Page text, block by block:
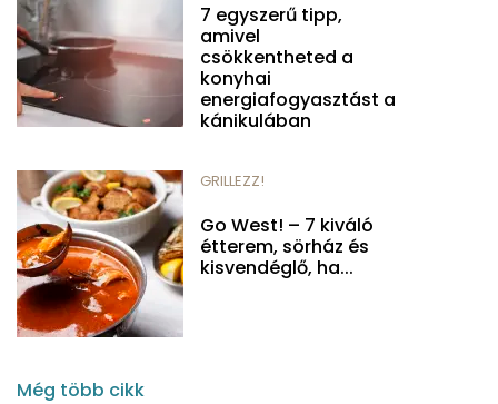
7 egyszerű tipp,
amivel
csökkentheted a
konyhai
energiafogyasztást a
kánikulában
GRILLEZZ!
Go West! – 7 kiváló
étterem, sörház és
kisvendéglő, ha...
Még több cikk